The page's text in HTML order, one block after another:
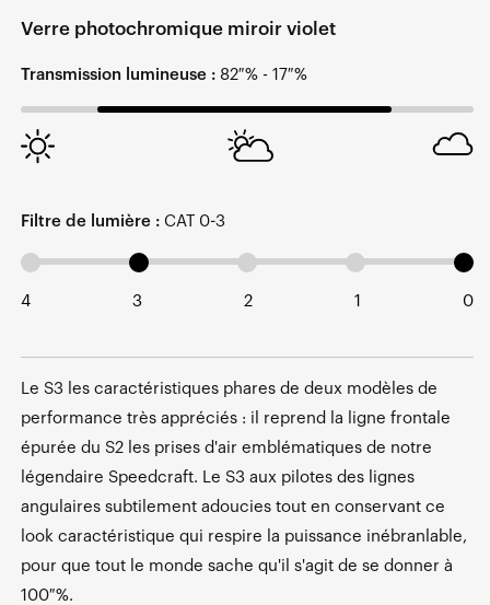
Verre photochromique miroir violet
Transmission lumineuse : 82 % - 17 %
Filtre de lumière : CAT 0-3
4 3 2 1 0
Le S3 les caractéristiques phares de deux modèles de
performance très appréciés : il reprend la ligne frontale
épurée du S2 les prises d'air emblématiques de notre
légendaire Speedcraft. Le S3 aux pilotes des lignes
angulaires subtilement adoucies tout en conservant ce
look caractéristique qui respire la puissance inébranlable,
pour que tout le monde sache qu'il s'agit de se donner à
100 %.